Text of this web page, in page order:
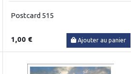
Postcard 515
1,00 € Ajouter au panier